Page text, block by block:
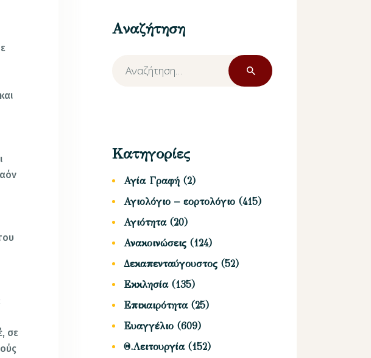
σε
Αναζήτηση
Αναζήτηση
για:
Κατηγορίες
Αγία Γραφή (2)
Αγιολόγιο – εορτολόγιο (415)
Αγιότητα(20)
Ανακοινώσεις (124)
Δεκαπενταύγουστος (52)
Εκκλησία(135)
Επικαιρότητα(25)
Ευαγγέλιο (609)
Θ.Λειτουργία(152)